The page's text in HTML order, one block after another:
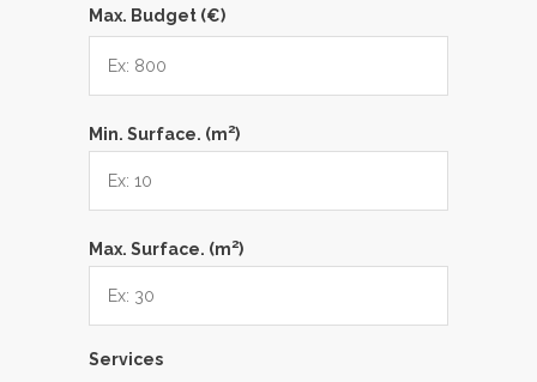
Max. Budget (€)
Min. Surface. (m2)
Max. Surface. (m2)
Services